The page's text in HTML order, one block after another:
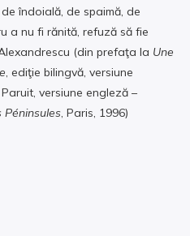
îndoială, de spaimă, de
a nu fi rănită, refuză să fie
(din prefaţa la Une
, ediţie bilingvă, versiune
versiune engleză –
Péninsules, Paris, 1996)